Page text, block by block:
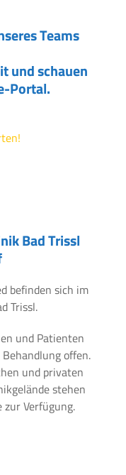
Teams
und schauen
Portal.
Bad Trissl
befinden sich im
Trissl.
und Patienten
offen.
und privaten
stehen
zur Verfügung.